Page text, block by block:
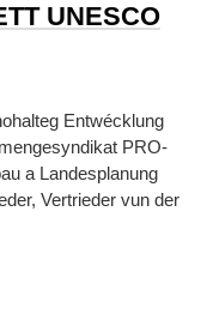
UNESCO
Entwécklung
PRO-
a Landesplanung
Vertrieder vun der